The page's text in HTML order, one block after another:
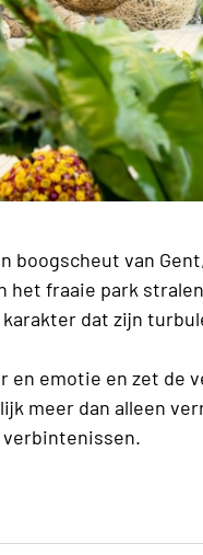
boogscheut van
het fraaie park
dat zijn
en emotie en zet de
meer dan alleen
verbintenissen.